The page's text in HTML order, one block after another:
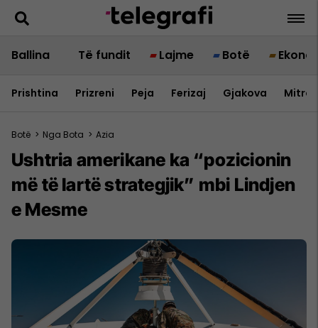
Ballina Të fundit Lajme Botë
Prishtina Prizreni Peja Ferizaj Gjakova
Botë > Nga Bota > Azia
Ushtria amerikane ka “pozicionin
më të lartë strategjik” mbi Lindjen
e Mesme